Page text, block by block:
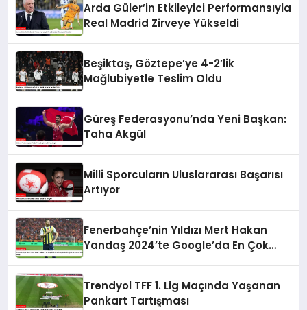
Arda Güler’in Etkileyici Performansıyla
Real Madrid Zirveye Yükseldi
Beşiktaş, Göztepe’ye 4-2’lik
Mağlubiyetle Teslim Oldu
Güreş Federasyonu’nda Yeni Başkan:
Taha Akgül
Milli Sporcuların Uluslararası Başarısı
Artıyor
Fenerbahçe’nin Yıldızı Mert Hakan
Yandaş 2024’te Google’da En Çok
Trendyol TFF 1. Lig Maçında Yaşanan
Pankart Tartışması